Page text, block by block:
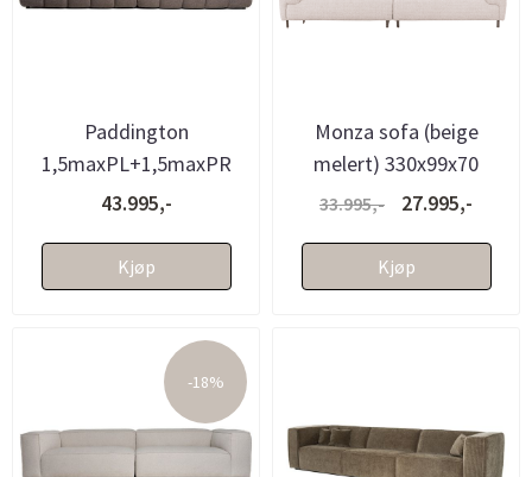
Paddington
1,5maxPL+1,5maxPR
(316x105 - Partner Wood
43.995,-
Kjøp
Monza sofa (beige
melert) 330x99x70
33.995,- 27.995,-
Kjøp
-18%